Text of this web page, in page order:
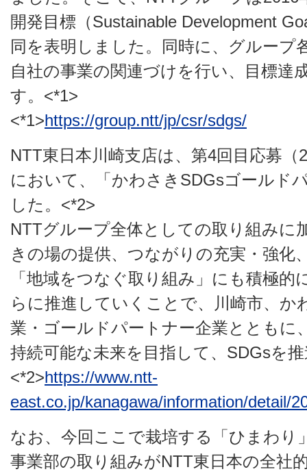
開発目標（Sustainable Development
同を表明しました。同時に、グループ
自社の事業の関連づけを行い、目標達
す。<*1>
<*1>https://group.ntt/jp/csr/sdgs/
NTT東日本川崎支店は、第4回目応募（
において、「かわさきSDGsゴールド
した。<*2>
NTTグループ全体としての取り組みに
きの場の提供、つながりの充実・強化
「地域をつなぐ取り組み」にも積極的
らに推進していくことで、川崎市、か
業・ゴールドパートナー企業とともに
持続可能な未来を目指して、SDGsを
<*2>https://www.ntt-
east.co.jp/kanagawa/information/detail/
なお、今回ここで栽培する「ひまわ
事業部の取り組みがNTT東日本の全社